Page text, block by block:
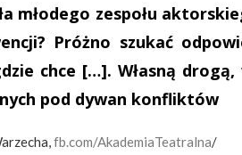
młodego zespołu
Próżno szukać
chce […]. Własną
pod dywan konfliktów
fb.com/AkademiaTeatralna/